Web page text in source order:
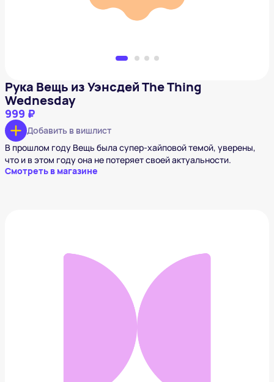
Рука Вещь из Уэнсдей The Thing
Wednesday
999 ₽
Добавить в вишлист
В прошлом году Вещь была супер-хайповой темой, уверены,
что и в этом году она не потеряет своей актуальности.
Смотреть в магазине
Домашние тапочки зомби
1 760 ₽
Добавить в вишлист